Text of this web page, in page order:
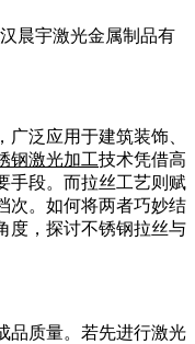
晨宇激光金属制品有
泛应用于建筑装饰、
钢激光加工技术凭借高
手段。而拉丝工艺则赋
次。如何将两者巧妙结
度，探讨不锈钢拉丝与
品质量。若先进行激光